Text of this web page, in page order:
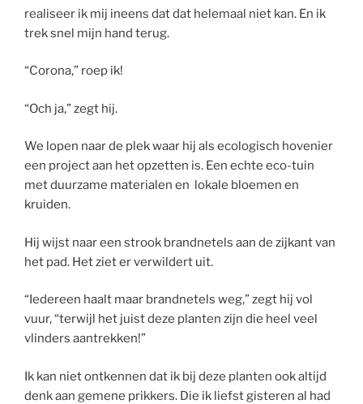
realiseer ik mij ineens dat dat helemaal niet kan. En ik
trek snel mijn hand terug.
“Corona,” roep ik!
“Och ja,” zegt hij.
We lopen naar de plek waar hij als ecologisch hovenier
een project aan het opzetten is. Een echte eco-tuin
met duurzame materialen en lokale bloemen en
kruiden.
Hij wijst naar een strook brandnetels aan de zijkant van
het pad. Het ziet er verwildert uit.
“Iedereen haalt maar brandnetels weg,” zegt hij vol
vuur, “terwijl het juist deze planten zijn die heel veel
vlinders aantrekken!”
Ik kan niet ontkennen dat ik bij deze planten ook altijd
denk aan gemene prikkers. Die ik liefst gisteren al had